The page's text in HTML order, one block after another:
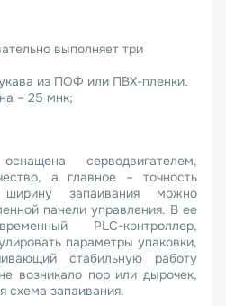
выполняет три
из ПОФ или ПВХ-пленки.
– 25 мнк;
серводвигателем,
а главное – точность
запаивания можно
панели управления. В ее
PLC-контроллер,
параметры упаковки,
стабильную работу
возникало пор или дырочек,
схема запаивания.